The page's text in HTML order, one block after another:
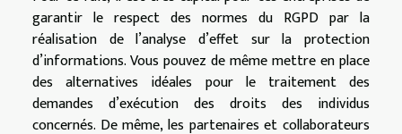
garantir le respect des normes du RGPD par la
réalisation de l’analyse d’effet sur la protection
d’informations. Vous pouvez de même mettre en place
des alternatives idéales pour le traitement des
demandes d’exécution des droits des individus
concernés. De même, les partenaires et collaborateurs